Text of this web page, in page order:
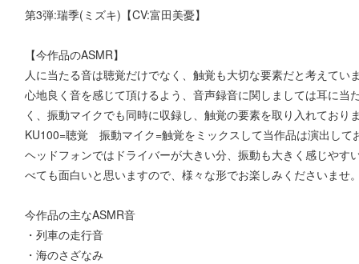
第3弾:瑞季(ミズキ)【CV:富田美憂】
【今作品のASMR】
人に当たる音は聴覚だけでなく、触覚も大切な要素だと考えてい
心地良く音を感じて頂けるよう、音声録音に関しましては耳に当
く、振動マイクでも同時に収録し、触覚の要素を取り入れており
KU100=聴覚 振動マイク=触覚をミックスして当作品は演出して
ヘッドフォンではドライバーが大きい分、振動も大きく感じやす
べても面白いと思いますので、様々な形でお楽しみくださいませ
今作品の主なASMR音
・列車の走行音
・海のさざなみ